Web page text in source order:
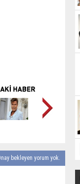
bekleyen yorum yok.